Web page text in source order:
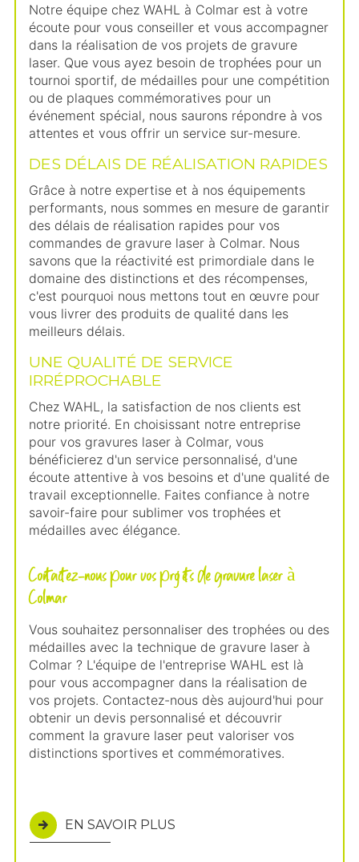
Notre équipe chez WAHL à Colmar est à votre
écoute pour vous conseiller et vous accompagner
dans la réalisation de vos projets de gravure
laser. Que vous ayez besoin de trophées pour un
tournoi sportif, de médailles pour une compétition
ou de plaques commémoratives pour un
événement spécial, nous saurons répondre à vos
attentes et vous offrir un service sur-mesure.
DES DÉLAIS DE RÉALISATION RAPIDES
Grâce à notre expertise et à nos équipements
performants, nous sommes en mesure de garantir
des délais de réalisation rapides pour vos
commandes de gravure laser à Colmar. Nous
savons que la réactivité est primordiale dans le
domaine des distinctions et des récompenses,
c'est pourquoi nous mettons tout en œuvre pour
vous livrer des produits de qualité dans les
meilleurs délais.
UNE QUALITÉ DE SERVICE
IRRÉPROCHABLE
Chez WAHL, la satisfaction de nos clients est
notre priorité. En choisissant notre entreprise
pour vos gravures laser à Colmar, vous
bénéficierez d'un service personnalisé, d'une
écoute attentive à vos besoins et d'une qualité de
travail exceptionnelle. Faites confiance à notre
savoir-faire pour sublimer vos trophées et
médailles avec élégance.
Contactez-nous pour vos projets de gravure laser à
Colmar
Vous souhaitez personnaliser des trophées ou des
médailles avec la technique de gravure laser à
Colmar ? L'équipe de l'entreprise WAHL est là
pour vous accompagner dans la réalisation de
vos projets. Contactez-nous dès aujourd'hui pour
obtenir un devis personnalisé et découvrir
comment la gravure laser peut valoriser vos
distinctions sportives et commémoratives.
EN SAVOIR PLUS